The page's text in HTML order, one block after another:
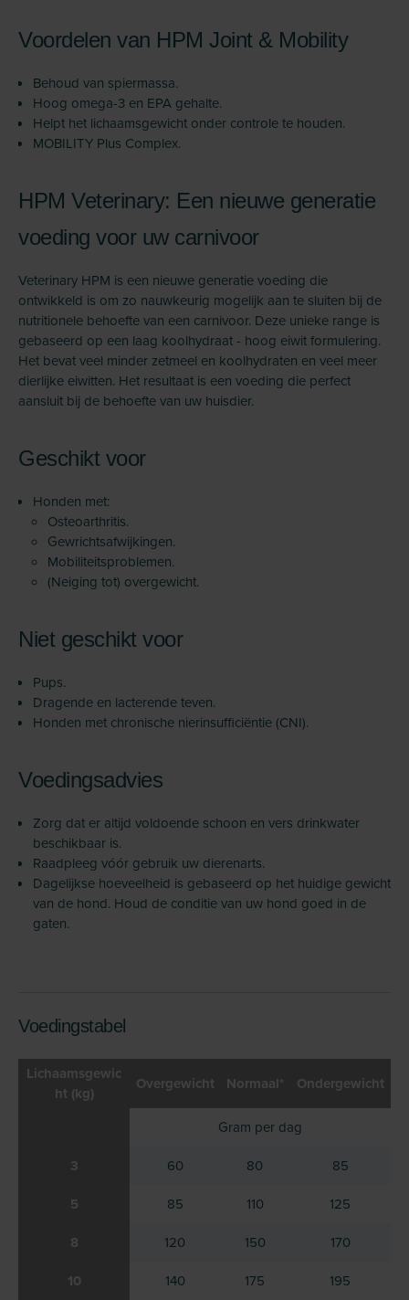
Voordelen van HPM Joint & Mobility
Behoud van spiermassa.
Hoog omega-3 en EPA gehalte.
Helpt het lichaamsgewicht onder controle te houden.
MOBILITY Plus Complex.
HPM Veterinary: Een nieuwe generatie
voeding voor uw carnivoor
Veterinary HPM is een nieuwe generatie voeding die
ontwikkeld is om zo nauwkeurig mogelijk aan te sluiten bij de
nutritionele behoefte van een carnivoor. Deze unieke range is
gebaseerd op een laag koolhydraat - hoog eiwit formulering.
Het bevat veel minder zetmeel en koolhydraten en veel meer
dierlijke eiwitten. Het resultaat is een voeding die perfect
aansluit bij de behoefte van uw huisdier.
Geschikt voor
Honden met:
Osteoarthritis.
Gewrichtsafwijkingen.
Mobiliteitsproblemen.
(Neiging tot) overgewicht.
Niet geschikt voor
Pups.
Dragende en lacterende teven.
Honden met chronische nierinsufficiëntie (CNI).
Voedingsadvies
Zorg dat er altijd voldoende schoon en vers drinkwater
beschikbaar is.
Raadpleeg vóór gebruik uw dierenarts.
Dagelijkse hoeveelheid is gebaseerd op het huidige gewicht
van de hond. Houd de conditie van uw hond goed in de
gaten.
Voedingstabel
Lichaamsgewic
ht (kg)
Overgewicht Normaal* Ondergewicht
Gram per dag
3 60 80 85
5 85 110 125
8 120 150 170
10 140 175 195